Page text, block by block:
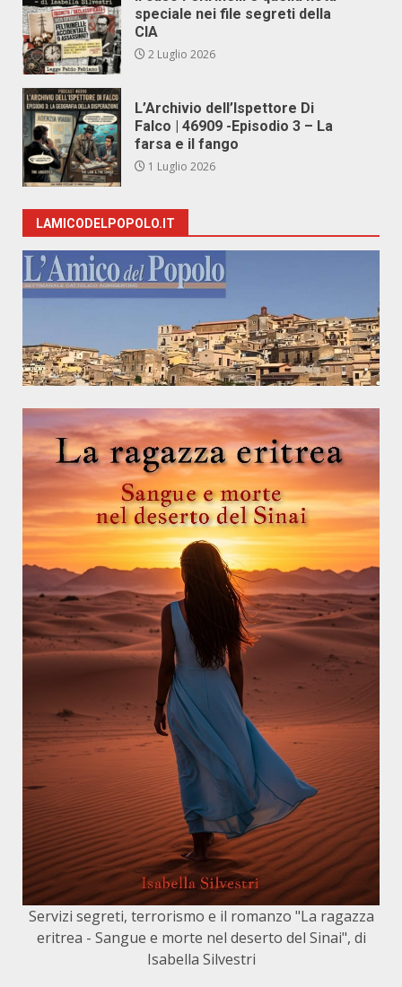
speciale nei file segreti della
CIA
2 Luglio 2026
L’Archivio dell’Ispettore Di
Falco | 46909 -Episodio 3 – La
farsa e il fango
1 Luglio 2026
LAMICODELPOPOLO.IT
Servizi segreti, terrorismo e il romanzo "La ragazza
eritrea - Sangue e morte nel deserto del Sinai", di
Isabella Silvestri